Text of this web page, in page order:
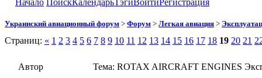
Начало ПоискКалендарьТэгиВойтиРегистрация
Украинский авиационный форум > Форум > Легкая авиация >
Страниц: « 1 2 3 4 5 6 7 8 9 10 11 12 13 14 15 16 17 18 19 20 21
Автор
Тема: ROTAX AIRCRAFT ENGINES